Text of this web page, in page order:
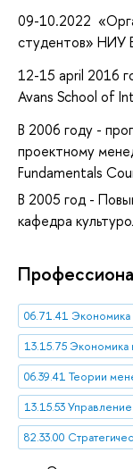
09-10.2022
студентов»
12-15 april 2016
Avans School of
В 2006 году -
проектному
Fundamentals
В 2005 год -
кафедра
06.71.41 Экономика
06.39.41 Теории
13.15.53